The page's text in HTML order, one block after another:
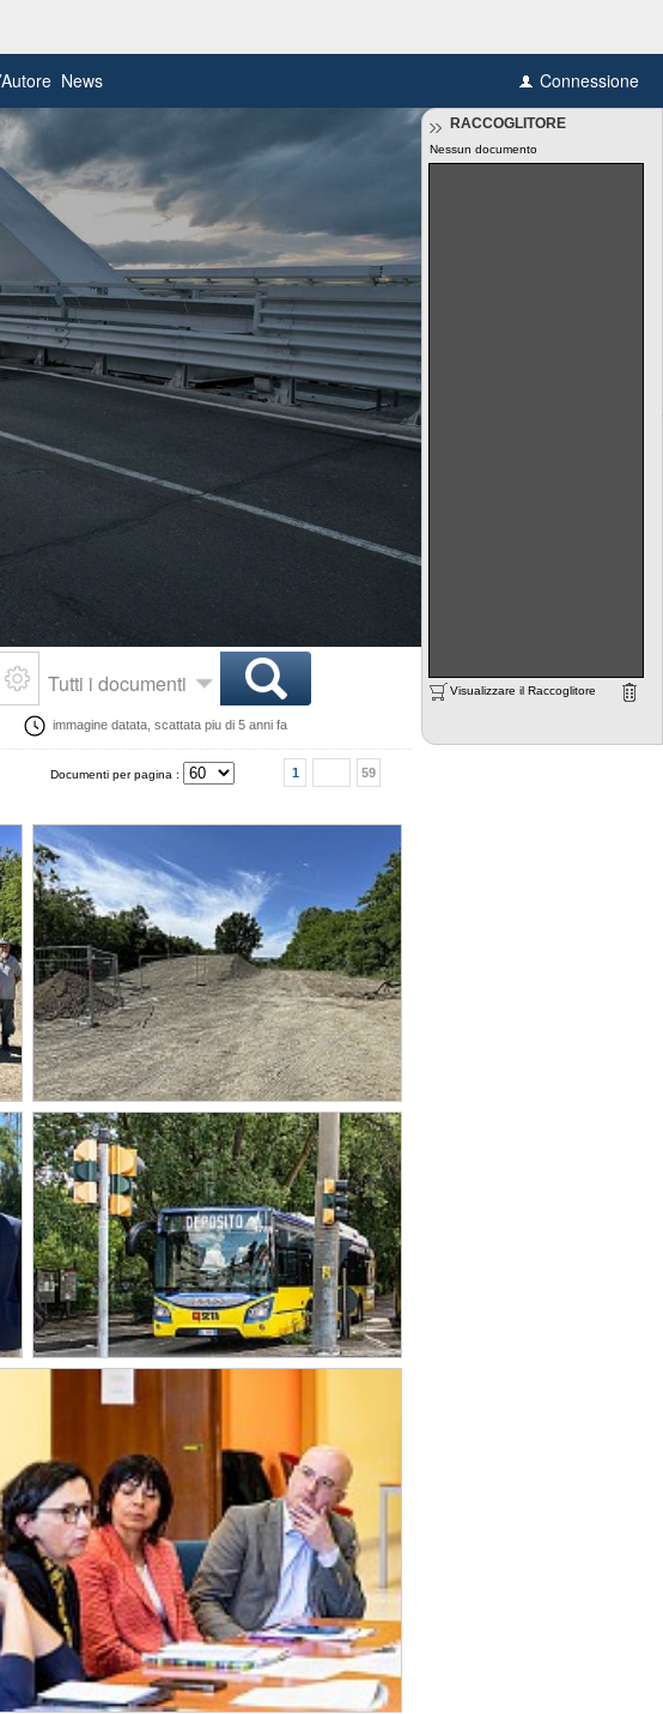
News Connessione
Tutti i documenti
1 59
Documenti per pagina :
immagine datata, scattata piu di 5 anni fa
Nessun documento
RACCOGLITORE
Visualizzare il Raccoglitore